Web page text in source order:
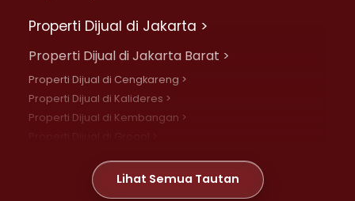
Properti Dijual di Jakarta >
Properti Dijual di Jakarta Barat >
Properti Dijual di Cengkareng >
Properti Dijual di Kalideres >
Properti Dijual di Kembangan >
Properti Dijual di Meruya >
Properti Dijual di Jelambar >
Lihat Semua Tautan